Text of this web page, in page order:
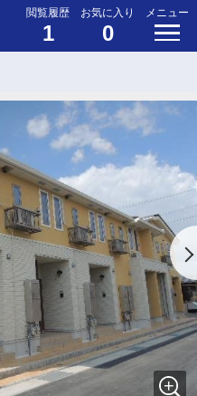
閲覧履歴
1
お気に入り
0
メニュー